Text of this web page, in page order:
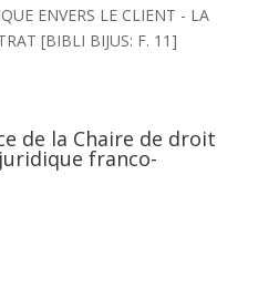
ENVERS LE CLIENT - LA
[BIBLI BIJUS: F. 11]
de la Chaire de droit
franco-